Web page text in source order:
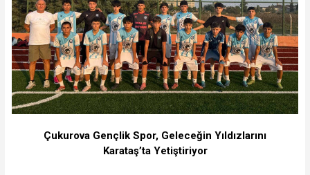
Çukurova Gençlik Spor, Geleceğin Yıldızlarını
Karataş’ta Yetiştiriyor